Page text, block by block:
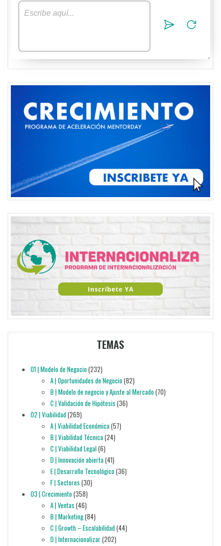
TEMAS
01 | Modelo de Negocio(232)
A | Oportunidades de Negocio(82)
B | Modelo de negocio y Ajuste al Mercado(70)
C | Validación de Hipótesis (36)
02 | Viabilidad(269)
A | Viabilidad Económica(57)
B | Viabilidad Técnica(24)
C | Viabilidad Legal(6)
D | Innovación abierta(41)
E | Desarrollo Tecnológico(36)
F | Sectores (30)
03 | Crecimiento(358)
A | Ventas (46)
B | Marketing(84)
C | Growth – Escalabilidad(44)
D | Internacionalizar(202)